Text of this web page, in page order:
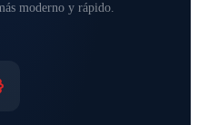
moderno y rápido.